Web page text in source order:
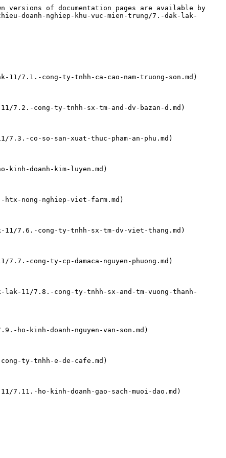
of documentation pages are available by
doanh-nghiep-khu-vuc-mien-trung/7.-dak-lak-
11/7.1.-cong-ty-tnhh-ca-cao-nam-truong-son.md)
11/7.2.-cong-ty-tnhh-sx-tm-and-dv-bazan-d.md)
7.3.-co-so-san-xuat-thuc-pham-an-phu.md)
kinh-doanh-kim-luyen.md)
htx-nong-nghiep-viet-farm.md)
11/7.6.-cong-ty-tnhh-sx-tm-dv-viet-thang.md)
7.7.-cong-ty-cp-damaca-nguyen-phuong.md)
lak-11/7.8.-cong-ty-tnhh-sx-and-tm-vuong-thanh-
ho-kinh-doanh-nguyen-van-son.md)
ty-tnhh-e-de-cafe.md)
7.11.-ho-kinh-doanh-gao-sach-muoi-dao.md)